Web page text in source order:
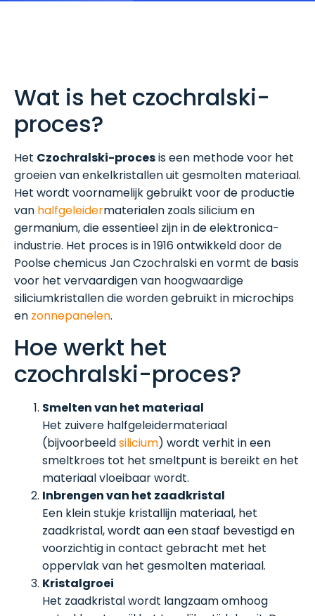
Wat is het czochralski-
proces?
Het Czochralski-procesis een methode voor het
groeien van enkelkristallen uit gesmolten materiaal.
Het wordt voornamelijk gebruikt voor de productie
van halfgeleidermaterialen zoals silicium en
germanium, die essentieel zijn in de elektronica-
industrie. Het proces is in 1916 ontwikkeld door de
Poolse chemicus Jan Czochralski en vormt de basis
voor het vervaardigen van hoogwaardige
siliciumkristallen die worden gebruikt in microchips
en zonnepanelen.
Hoe werkt het
czochralski-proces?
Smelten van het materiaal
Het zuivere halfgeleidermateriaal
(bijvoorbeeldsilicium) wordt verhit in een
smeltkroes tot het smeltpunt is bereikt en het
materiaal vloeibaar wordt.
Inbrengen van het zaadkristal
Een klein stukje kristallijn materiaal, het
zaadkristal, wordt aan een staaf bevestigd en
voorzichtig in contact gebracht met het
oppervlak van het gesmolten materiaal.
Kristalgroei
Het zaadkristal wordt langzaam omhoog